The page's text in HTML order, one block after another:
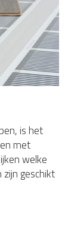
is het
met
welke
geschikt